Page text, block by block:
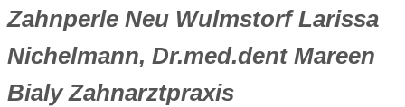
Zahnperle Neu Wulmstorf Larissa
Nichelmann, Dr.med.dent Mareen
Bialy Zahnarztpraxis